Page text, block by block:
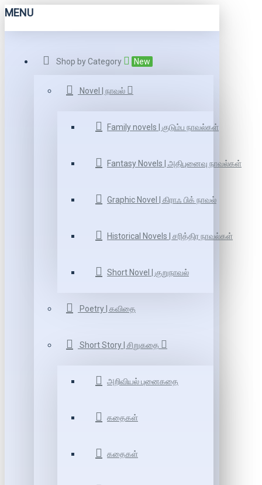
MENU
Shop by Category New
Novel | நாவல்
Family novels | குடும்ப நாவல்கள்
Fantasy Novels | அதிபுனைவு நாவல்கள்
Graphic Novel | கிராஃ பிக் நாவல்
Historical Novels | சரித்திர நாவல்கள்
Short Novel | குறுநாவல்
Poetry | கவிதை
Short Story | சிறுகதை
அறிவியல் புனைகதை
கதைகள்
கதைகள்